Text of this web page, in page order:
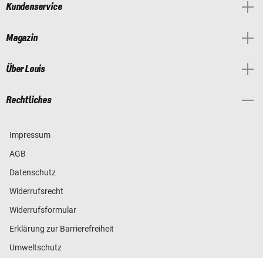
Kundenservice
Magazin
Über Louis
Rechtliches
Impressum
AGB
Datenschutz
Widerrufsrecht
Widerrufsformular
Erklärung zur Barrierefreiheit
Umweltschutz